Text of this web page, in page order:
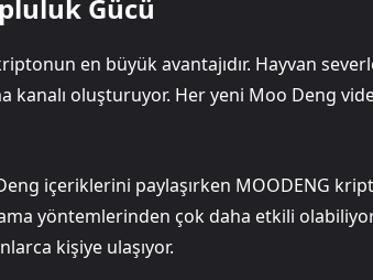
Gücü
en büyük avantajıdır. Hayvan
oluşturuyor. Her yeni Moo Deng
içeriklerini paylaşırken MOODENG
yöntemlerinden çok daha etkili
kişiye ulaşıyor.